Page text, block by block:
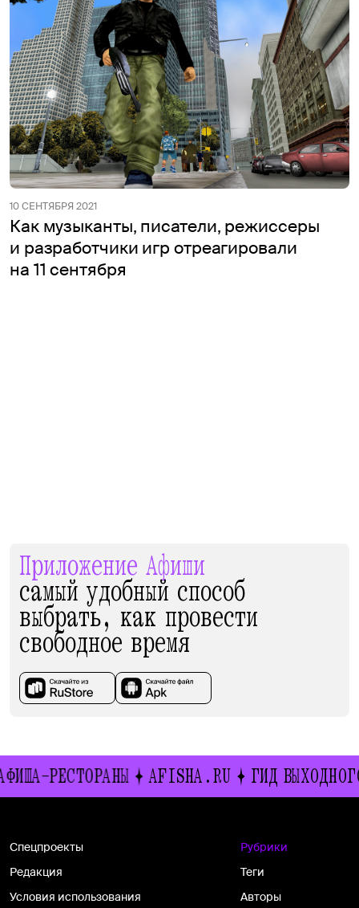
10 СЕНТЯБРЯ 2021
Как музыканты, писатели, режиссеры
и разработчики игр отреагировали
на 11 сентября
Приложение Афиши
самый удобный способ
выбрать, как провести
свободное время
РЕСТОРАНЫ AFISHA.RU ГИД ВЫХОДНОГО
Спецпроекты
Редакция
Условия использования
Рубрики
Теги
Авторы